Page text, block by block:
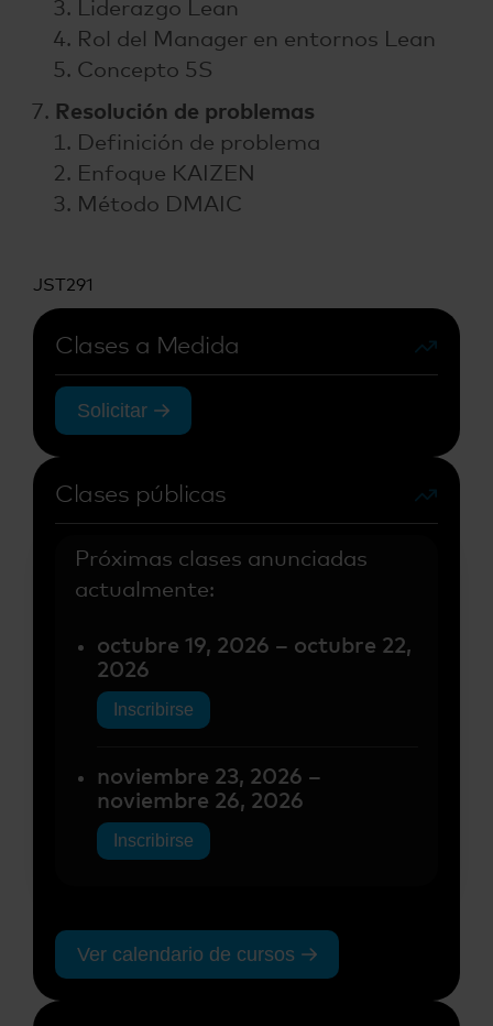
Liderazgo Lean
Rol del Manager en entornos Lean
Concepto 5S
Resolución de problemas
Definición de problema
Enfoque KAIZEN
Método DMAIC
JST291
Clases a Medida
Solicitar
Clases públicas
Próximas clases anunciadas
actualmente:
octubre 19, 2026 – octubre 22,
2026
Inscribirse
noviembre 23, 2026 –
noviembre 26, 2026
Inscribirse
Ver calendario de cursos